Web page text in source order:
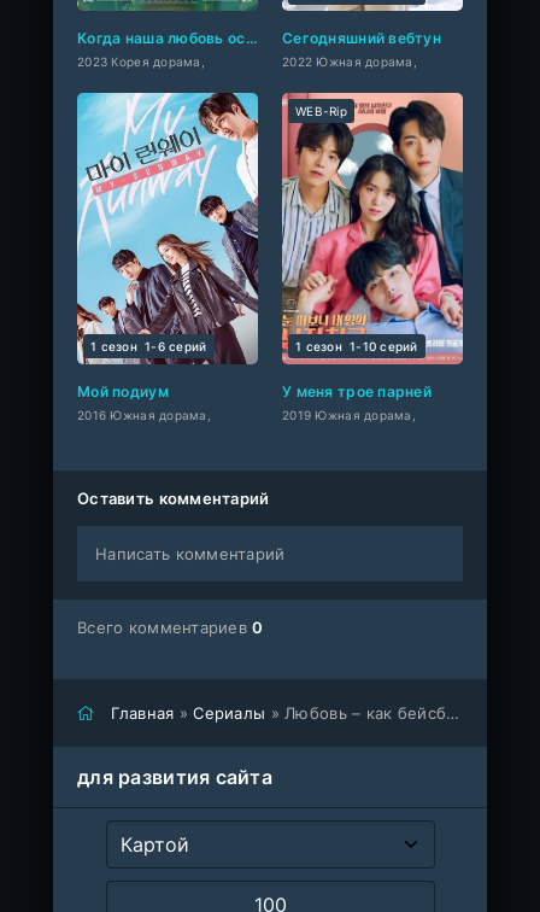
Когда наша любовь останется ароматом
2023 Корея дорама,
Сегодняшний вебтун
2022 Южная дорама,
Мой подиум
2016 Южная дорама,
1 сезон 1-6 cерий
У меня трое парней
2019 Южная дорама,
WEB-Rip
1 сезон 1-10 cерий
Оставить комментарий
Написать комментарий
Всего комментариев0
Главная »Сериалы » Любовь – как бейсбол (сериал 2007)
для развития сайта